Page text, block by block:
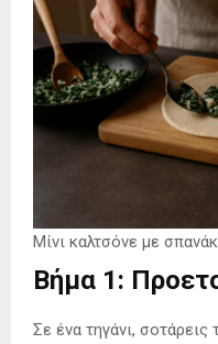
Μίνι καλτσόνε με
Βήμα 1:
Σε ένα τηγάνι, σοτάρεις